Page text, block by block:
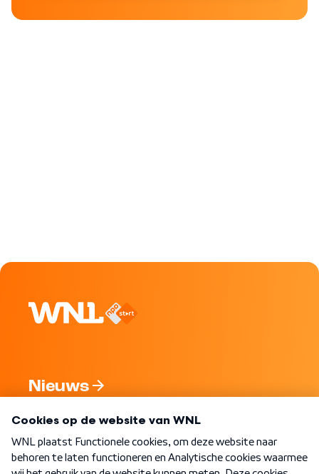
Nieuws
Nieuwsbrief